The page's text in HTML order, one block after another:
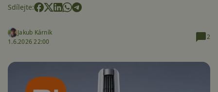
Sdílejte:
Jakub Kárník
1.6.2026 22:00
2